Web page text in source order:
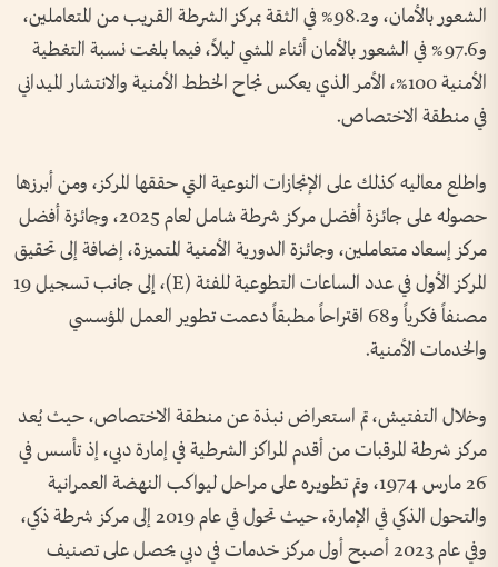
الشعور بالأمان، و98.2% في الثقة بمركز الشرطة القريب من المتعاملين،
و97.6% في الشعور بالأمان أثناء المشي ليلاً، فيما بلغت نسبة التغطية
الأمنية 100%، الأمر الذي يعكس نجاح الخطط الأمنية والانتشار الميداني
في منطقة الاختصاص.
واطلع معاليه كذلك على الإنجازات النوعية التي حققها المركز، ومن أبرزها
حصوله على جائزة أفضل مركز شرطة شامل لعام 2025، وجائزة أفضل
مركز إسعاد متعاملين، وجائزة الدورية الأمنية المتميزة، إضافة إلى تحقيق
المركز الأول في عدد الساعات التطوعية للفئة (E)، إلى جانب تسجيل 19
مصنفاً فكرياً و68 اقتراحاً مطبقاً دعمت تطوير العمل المؤسسي
والخدمات الأمنية.
وخلال التفتيش، تم استعراض نبذة عن منطقة الاختصاص، حيث يُعد
مركز شرطة المرقبات من أقدم المراكز الشرطية في إمارة دبي، إذ تأسس في
26 مارس 1974، وتم تطويره على مراحل ليواكب النهضة العمرانية
والتحول الذكي في الإمارة، حيث تحول في عام 2019 إلى مركز شرطة ذكي،
وفي عام 2023 أصبح أول مركز خدمات في دبي يحصل على تصنيف